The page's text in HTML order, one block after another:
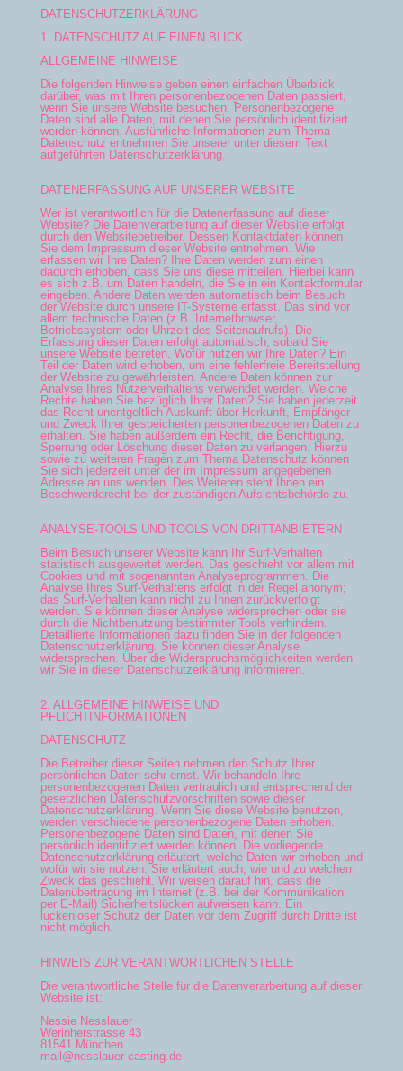
DATENSCHUTZERKLÄRUNG
1. DATENSCHUTZ AUF EINEN BLICK
ALLGEMEINE HINWEISE
Die folgenden Hinweise geben einen einfachen Überblick
darüber, was mit Ihren personenbezogenen Daten passiert,
wenn Sie unsere Website besuchen. Personenbezogene
Daten sind alle Daten, mit denen Sie persönlich identifiziert
werden können. Ausführliche Informationen zum Thema
Datenschutz entnehmen Sie unserer unter diesem Text
aufgeführten Datenschutzerklärung.
DATENERFASSUNG AUF UNSERER WEBSITE
Wer ist verantwortlich für die Datenerfassung auf dieser
Website? Die Datenverarbeitung auf dieser Website erfolgt
durch den Websitebetreiber. Dessen Kontaktdaten können
Sie dem Impressum dieser Website entnehmen. Wie
erfassen wir Ihre Daten? Ihre Daten werden zum einen
dadurch erhoben, dass Sie uns diese mitteilen. Hierbei kann
es sich z.B. um Daten handeln, die Sie in ein Kontaktformular
eingeben. Andere Daten werden automatisch beim Besuch
der Website durch unsere IT-Systeme erfasst. Das sind vor
allem technische Daten (z.B. Internetbrowser,
Betriebssystem oder Uhrzeit des Seitenaufrufs). Die
Erfassung dieser Daten erfolgt automatisch, sobald Sie
unsere Website betreten. Wofür nutzen wir Ihre Daten? Ein
Teil der Daten wird erhoben, um eine fehlerfreie Bereitstellung
der Website zu gewährleisten. Andere Daten können zur
Analyse Ihres Nutzerverhaltens verwendet werden. Welche
Rechte haben Sie bezüglich Ihrer Daten? Sie haben jederzeit
das Recht unentgeltlich Auskunft über Herkunft, Empfänger
und Zweck Ihrer gespeicherten personenbezogenen Daten zu
erhalten. Sie haben außerdem ein Recht, die Berichtigung,
Sperrung oder Löschung dieser Daten zu verlangen. Hierzu
sowie zu weiteren Fragen zum Thema Datenschutz können
Sie sich jederzeit unter der im Impressum angegebenen
Adresse an uns wenden. Des Weiteren steht Ihnen ein
Beschwerderecht bei der zuständigen Aufsichtsbehörde zu.
ANALYSE-TOOLS UND TOOLS VON DRITTANBIETERN
Beim Besuch unserer Website kann Ihr Surf-Verhalten
statistisch ausgewertet werden. Das geschieht vor allem mit
Cookies und mit sogenannten Analyseprogrammen. Die
Analyse Ihres Surf-Verhaltens erfolgt in der Regel anonym;
das Surf-Verhalten kann nicht zu Ihnen zurückverfolgt
werden. Sie können dieser Analyse widersprechen oder sie
durch die Nichtbenutzung bestimmter Tools verhindern.
Detaillierte Informationen dazu finden Sie in der folgenden
Datenschutzerklärung. Sie können dieser Analyse
widersprechen. Über die Widerspruchsmöglichkeiten werden
wir Sie in dieser Datenschutzerklärung informieren.
2. ALLGEMEINE HINWEISE UND
PFLICHTINFORMATIONEN
DATENSCHUTZ
Die Betreiber dieser Seiten nehmen den Schutz Ihrer
persönlichen Daten sehr ernst. Wir behandeln Ihre
personenbezogenen Daten vertraulich und entsprechend der
gesetzlichen Datenschutzvorschriften sowie dieser
Datenschutzerklärung. Wenn Sie diese Website benutzen,
werden verschiedene personenbezogene Daten erhoben.
Personenbezogene Daten sind Daten, mit denen Sie
persönlich identifiziert werden können. Die vorliegende
Datenschutzerklärung erläutert, welche Daten wir erheben und
wofür wir sie nutzen. Sie erläutert auch, wie und zu welchem
Zweck das geschieht. Wir weisen darauf hin, dass die
Datenübertragung im Internet (z.B. bei der Kommunikation
per E-Mail) Sicherheitslücken aufweisen kann. Ein
lückenloser Schutz der Daten vor dem Zugriff durch Dritte ist
nicht möglich.
HINWEIS ZUR VERANTWORTLICHEN STELLE
Die verantwortliche Stelle für die Datenverarbeitung auf dieser
Website ist:
Nessie Nesslauer
Werinherstrasse 43
81541 München
mail@nesslauer-casting.de